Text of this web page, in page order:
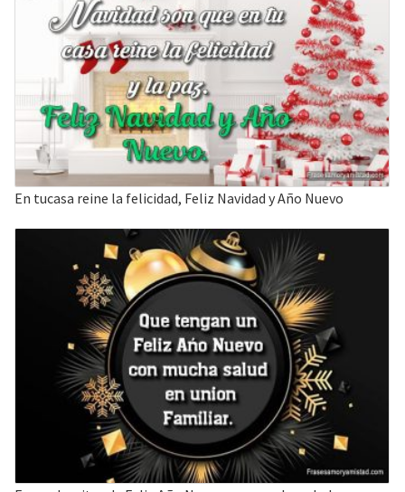
En tucasa reine la felicidad, Feliz Navidad y Año Nuevo